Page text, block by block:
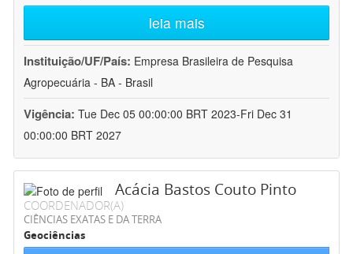
leia mais
Instituição/UF/País: Empresa Brasileira de Pesquisa
Agropecuária - BA - Brasil
Vigência: Tue Dec 05 00:00:00 BRT 2023-Fri Dec 31
00:00:00 BRT 2027
Acácia Bastos Couto Pinto
COORDENADOR(A)
CIÊNCIAS EXATAS E DA TERRA
Geociências